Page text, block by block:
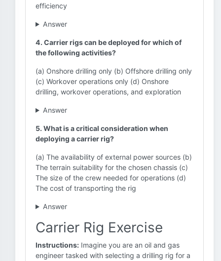
efficiency
Answer
4. Carrier rigs can be deployed for which of
the following activities?
(a) Onshore drilling only (b) Offshore drilling only
(c) Workover operations only (d) Onshore
drilling, workover operations, and exploration
Answer
5. What is a critical consideration when
deploying a carrier rig?
(a) The availability of external power sources (b)
The terrain suitability for the chosen chassis (c)
The size of the crew needed for operations (d)
The cost of transporting the rig
Answer
Carrier Rig Exercise
Instructions: Imagine you are an oil and gas
engineer tasked with selecting a drilling rig for a